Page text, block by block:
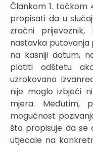
Člankom 1. točkom
propisati da u
zračni
nastavka putovanja
na kasniji datum,
platiti odštetu
uzrokovano
nije moglo izbjeći
mjera. Međutim,
mogućnost
što propisuje da se
utjecale na